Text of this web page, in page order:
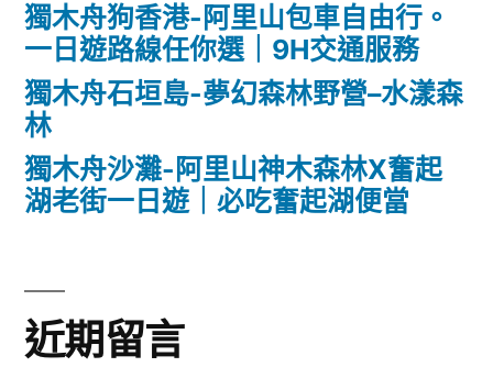
獨木舟狗香港-阿里山包車自由行。
一日遊路線任你選｜9H交通服務
獨木舟石垣島-夢幻森林野營–水漾森
林
獨木舟沙灘-阿里山神木森林X奮起
湖老街一日遊｜必吃奮起湖便當
近期留言